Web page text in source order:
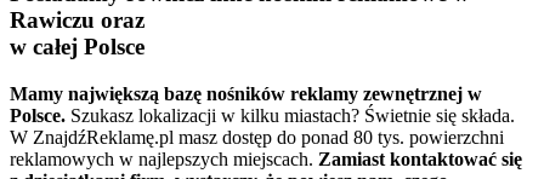
Rawiczu oraz
w całej Polsce
Mamy największą bazę nośników reklamy zewnętrznej w
Polsce. Szukasz lokalizacji w kilku miastach? Świetnie się składa.
W ZnajdźReklamę.pl masz dostęp do ponad 80 tys. powierzchni
reklamowych w najlepszych miejscach. Zamiast kontaktować się